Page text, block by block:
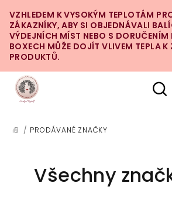
na
obsah
VZHLEDEM K VYSOKÝM TEPLOTÁM
ZÁKAZNÍKY, ABY SI OBJEDNÁVALI
VÝDEJNÍCH MÍST NEBO S DORUČENÍM
BOXECH MŮŽE DOJÍT VLIVEM TEPLA K
PRODUKTŮ.
DOMŮ
/ PRODÁVANÉ ZNAČKY
Všechny